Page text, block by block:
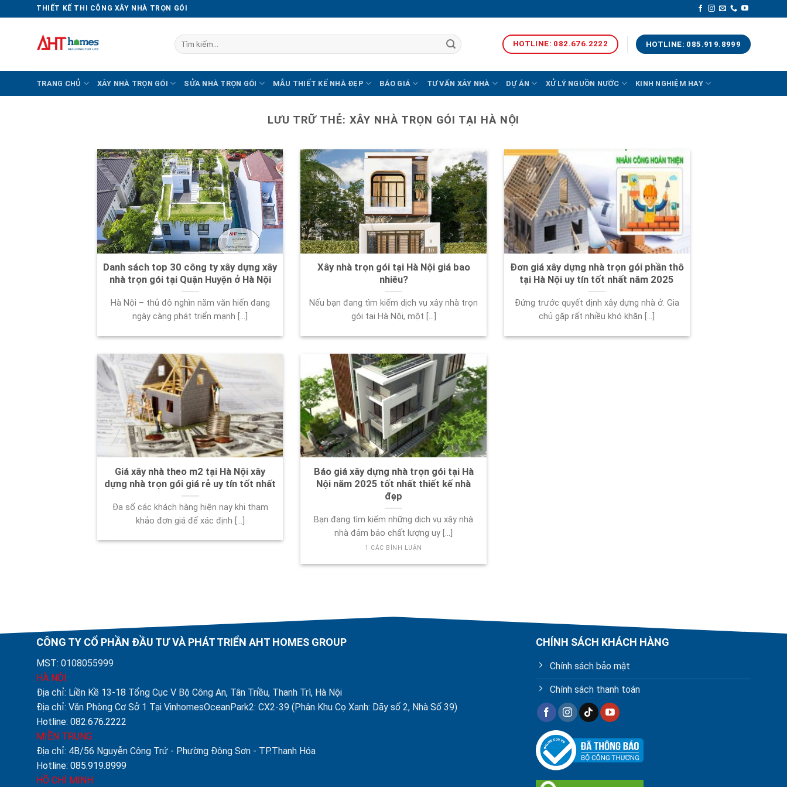
THIẾT KẾ THI CÔNG XÂY NHÀ TRỌN GÓI
Tìm
kiếm:
HOTLINE: 082.676.2222 HOTLINE: 085.919.8999
TRANG CHỦ XÂY NHÀ TRỌN GÓI SỬA NHÀ TRỌN GÓI MẪU THIẾT KẾ NHÀ ĐẸP BÁO GIÁ TƯ VẤN XÂY NHÀ DỰ ÁN XỬ LÝ NGUỒN NƯỚC KINH NGHIỆM HAY
LƯU TRỮ THẺ: XÂY NHÀ TRỌN GÓI TẠI HÀ NỘI
Danh sách top 30 công ty xây dựng xây
nhà trọn gói tại Quận Huyện ở Hà Nội
Hà Nội – thủ đô nghìn năm văn hiến đang
ngày càng phát triển mạnh [...]
Xây nhà trọn gói tại Hà Nội giá bao
nhiêu?
Nếu bạn đang tìm kiếm dịch vụ xây nhà trọn
gói tại Hà Nội, một [...]
Đơn giá xây dựng nhà trọn gói phần thô
tại Hà Nội uy tín tốt nhất năm 2025
Đứng trước quyết định xây dựng nhà ở. Gia
chủ gặp rất nhiều khó khăn [...]
Giá xây nhà theo m2 tại Hà Nội xây
dựng nhà trọn gói giá rẻ uy tín tốt nhất
Đa số các khách hàng hiện nay khi tham
khảo đơn giá để xác định [...]
Báo giá xây dựng nhà trọn gói tại Hà
Nội năm 2025 tốt nhất thiết kế nhà
đẹp
Bạn đang tìm kiếm những dịch vụ xây nhà
nhà đảm bảo chất lượng uy [...]
1 CÁC BÌNH LUẬN
CÔNG TY CỔ PHẦN ĐẦU TƯ VÀ PHÁT TRIỂN AHT HOMES GROUP
MST: 0108055999
HÀ NỘI
Địa chỉ: Liền Kề 13-18 Tổng Cục V Bộ Công An, Tân Triều, Thanh Trì, Hà Nội
Địa chỉ: Văn Phòng Cơ Sở 1 Tại VinhomesOceanPark2: CX2-39 (Phân Khu Cọ Xanh: Dãy số 2, Nhà Số 39)
Hotline: 082.676.2222
MIỀN TRUNG
Địa chỉ: 4B/56 Nguyễn Công Trứ - Phường Đông Sơn - TP.Thanh Hóa
Hotline: 085.919.8999
HỒ CHÍ MINH
CHÍNH SÁCH KHÁCH HÀNG
Chính sách bảo mật
Chính sách thanh toán